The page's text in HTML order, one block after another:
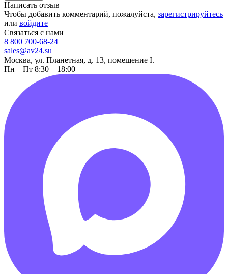
Написать отзыв
Чтобы добавить комментарий, пожалуйста, зарегистрируйтесь
или войдите
Связаться с нами
8 800 700-68-24
sales@av24.su
Москва, ул. Планетная, д. 13, помещение I.
Пн—Пт 8:30 – 18:00